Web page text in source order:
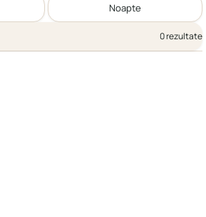
Noapte
0 rezultate